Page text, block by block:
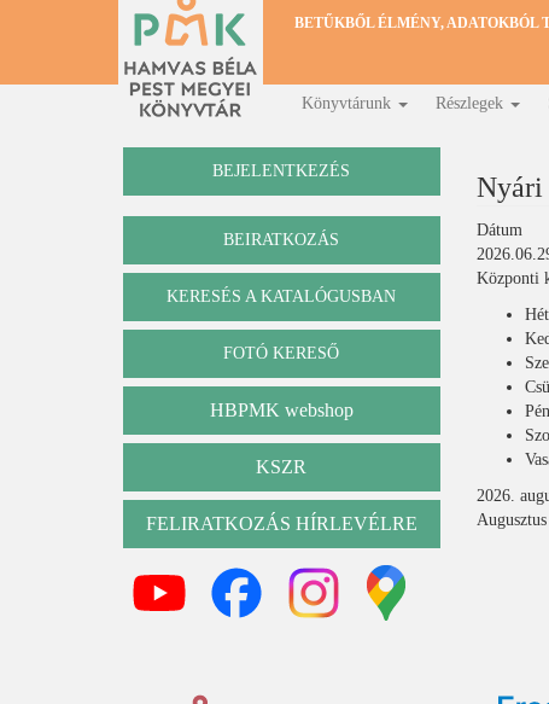
BETŰKBŐL ÉLMÉNY, ADATOKBÓL
Fő
navigáció
Könyvtárunk Részlegek
BEJELENTKEZÉS
BEIRATKOZÁS
Katalógus
KERESÉS A KATALÓGUSBAN
FOTÓ KERESŐ
HBPMK webshop
KSZR
FELIRATKOZÁS HÍRLEVÉLRE
Nyári
Dátum
Központi
2026.